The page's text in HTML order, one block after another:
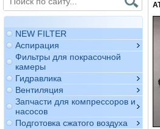
NEW FILTER
Аспирация
Фильтры для покрасочной
камеры
Гидравлика
Вентиляция
Запчасти для компрессоров и
насосов
Подготовка сжатого воздуха